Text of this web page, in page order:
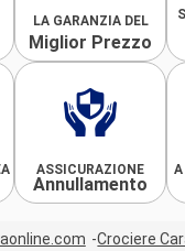
LA GARANZIA DEL
Miglior Prezzo
ASSICURAZIONE
Annullamento
Crociere